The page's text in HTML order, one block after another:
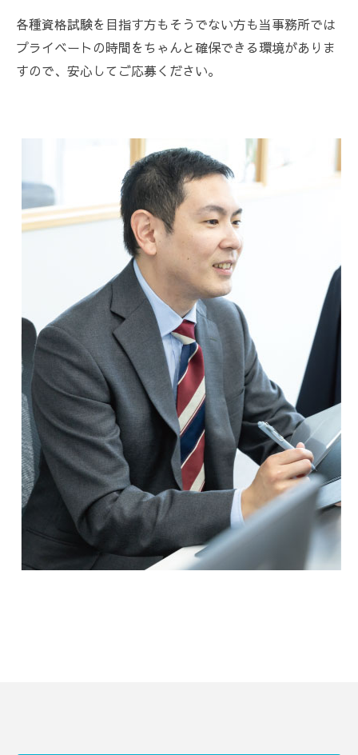
各種資格試験を目指す方もそうでない方も当事務所では
プライベートの時間をちゃんと確保できる環境がありま
すので、安心してご応募ください。